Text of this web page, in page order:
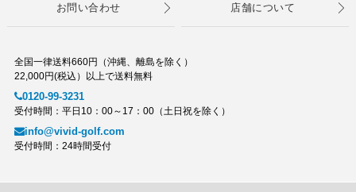
お問い合わせ 店舗について
全国一律送料660円（沖縄、離島を除く）
22,000円(税込）以上で送料無料
0120-99-3231
受付時間：平日10：00～17：00（土日祝を除く）
info@vivid-golf.com
受付時間：24時間受付